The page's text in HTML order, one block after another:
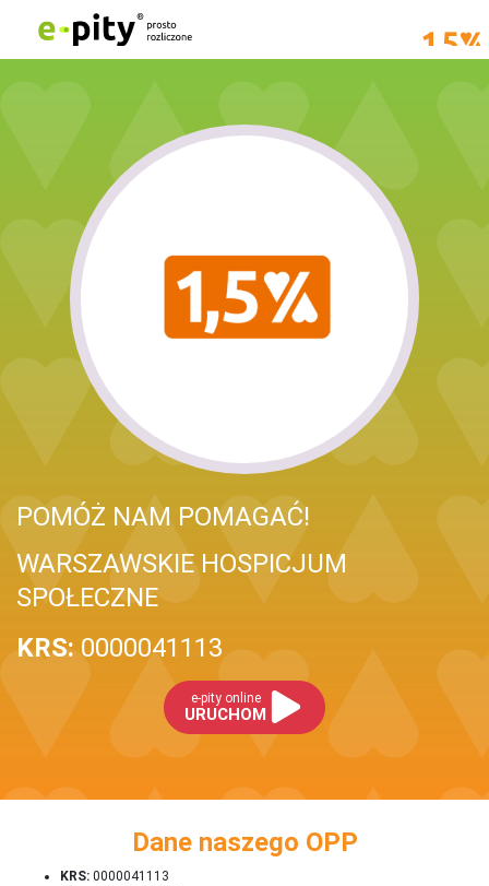
POMÓŻ NAM POMAGAĆ!
WARSZAWSKIE HOSPICJUM
SPOŁECZNE
KRS: 0000041113
e-pity online
URUCHOM
Dane naszego OPP
KRS: 0000041113